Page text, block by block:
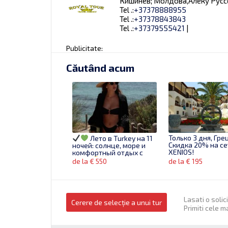
Tel .:+37378888955
Tel .:+37378843843
Tel .:+37379555421 |
Publicitate:
Căutând acum
Лето в Turkey на 11
ночей: солнце, море и
комфортный отдых с
19.05!
de la € 550
Только 3 дня,
Скидка 20% на
XENIOS!
de la € 195
Cerere de selecție a unui tur
Lasati o
Primiti cele